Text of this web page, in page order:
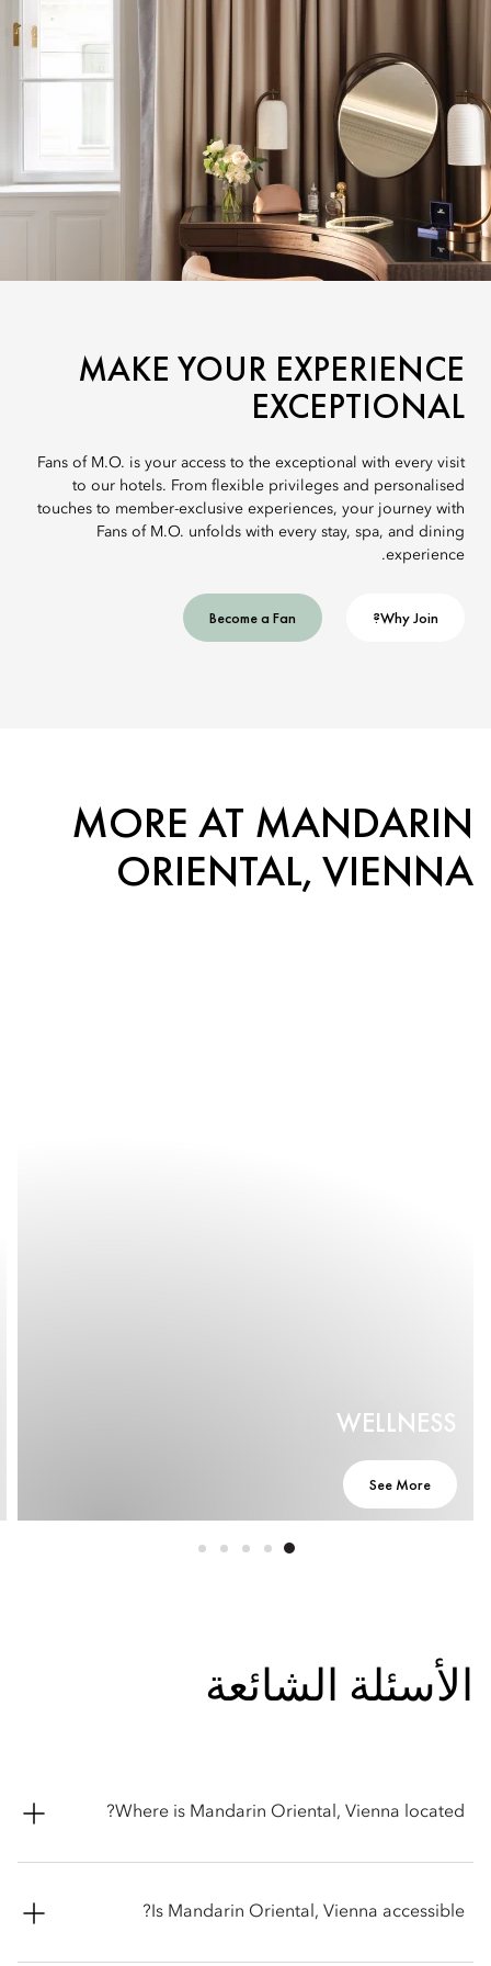
MAKE YOUR EXPERIENCE
EXCEPTIONAL
Fans of M.O. is your access to the exceptional with every visit
to our hotels. From flexible privileges and personalised
touches to member-exclusive experiences, your journey with
Fans of M.O. unfolds with every stay, spa, and dining
experience.
Why Join?
Become a Fan
MORE AT MANDARIN
ORIENTAL, VIENNA
WELLNESS
See More
الأسئلة الشائعة
Where is Mandarin Oriental, Vienna located?
Wien, Austria.
Is Mandarin Oriental, Vienna accessible?